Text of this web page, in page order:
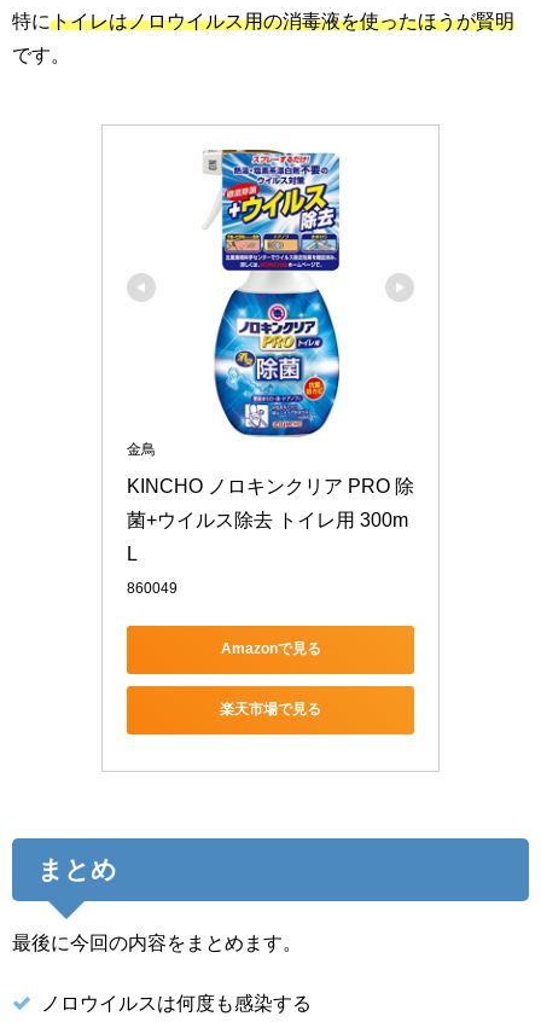
特にトイレはノロウイルス用の消毒液を使ったほうが賢明
です。
金鳥
KINCHO ノロキンクリア PRO 除
菌+ウイルス除去 トイレ用 300m
860049
Amazonで見る
楽天市場で見る
まとめ
最後に今回の内容をまとめます。
ノロウイルスは何度も感染する